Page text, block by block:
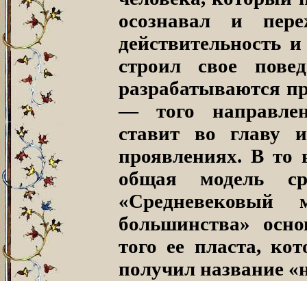
осознавал и
действительность
строил свое
разрабатываются
— того
ставит во главу
проявлениях. В то
общая модель
«Средневековый
большинства»
того ее пласта,
получил название